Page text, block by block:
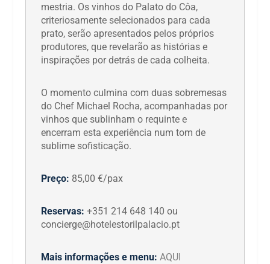
mestria. Os vinhos do Palato do Côa,
criteriosamente selecionados para cada
prato, serão apresentados pelos próprios
produtores, que revelarão as histórias e
inspirações por detrás de cada colheita.
O momento culmina com duas sobremesas
do Chef Michael Rocha, acompanhadas por
vinhos que sublinham o requinte e
encerram esta experiência num tom de
sublime sofisticação.
Preço: 85,00 €/pax
Reservas: +351 214 648 140 ou
concierge@hotelestorilpalacio.pt
Mais informações e menu: AQUI